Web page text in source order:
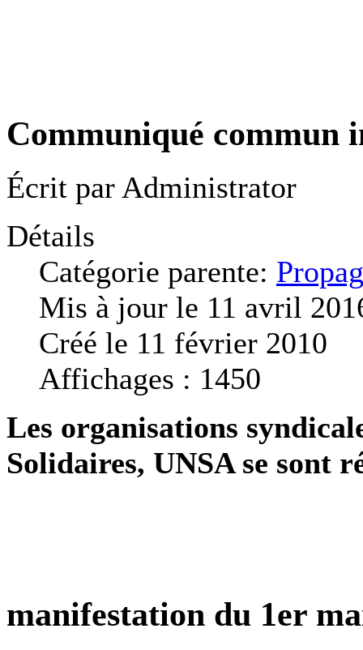
Communiqué commun
Écrit par Administrator
Détails
Catégorie parente:
Mis à jour le 11 avril
Créé le 11 février 2010
Affichages : 1450
Les organisations
Solidaires, UNSA se sont
manifestation du 1er